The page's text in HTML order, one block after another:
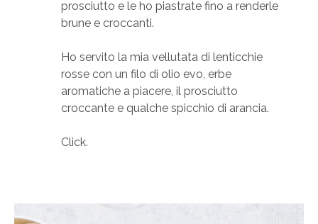
prosciutto e le ho piastrate fino a renderle
brune e croccanti.
Ho servito la mia vellutata di lenticchie
rosse con un filo di olio evo, erbe
aromatiche a piacere, il prosciutto
croccante e qualche spicchio di arancia.
Click.